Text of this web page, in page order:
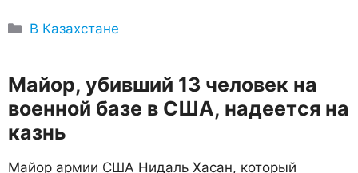
Рубрики
В Казахстане
Майор, убивший 13 человек на
военной базе в США, надеется на
казнь
Майор армии США Нидаль Хасан, который